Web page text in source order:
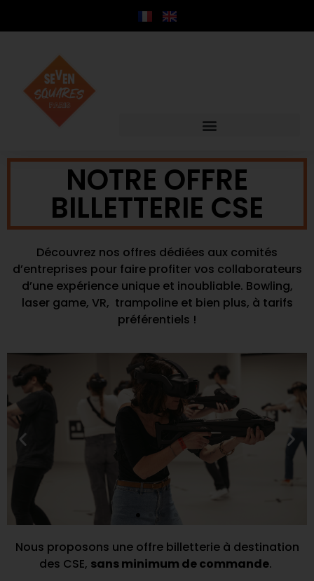
NOTRE OFFRE
BILLETTERIE CSE
Découvrez nos offres dédiées aux comités
d’entreprises pour faire profiter vos collaborateurs
d’une expérience unique et inoubliable. Bowling,
laser game, VR, trampoline et bien plus, à tarifs
préférentiels !
Nous proposons une offre billetterie à destination
des CSE, sans minimum de commande.